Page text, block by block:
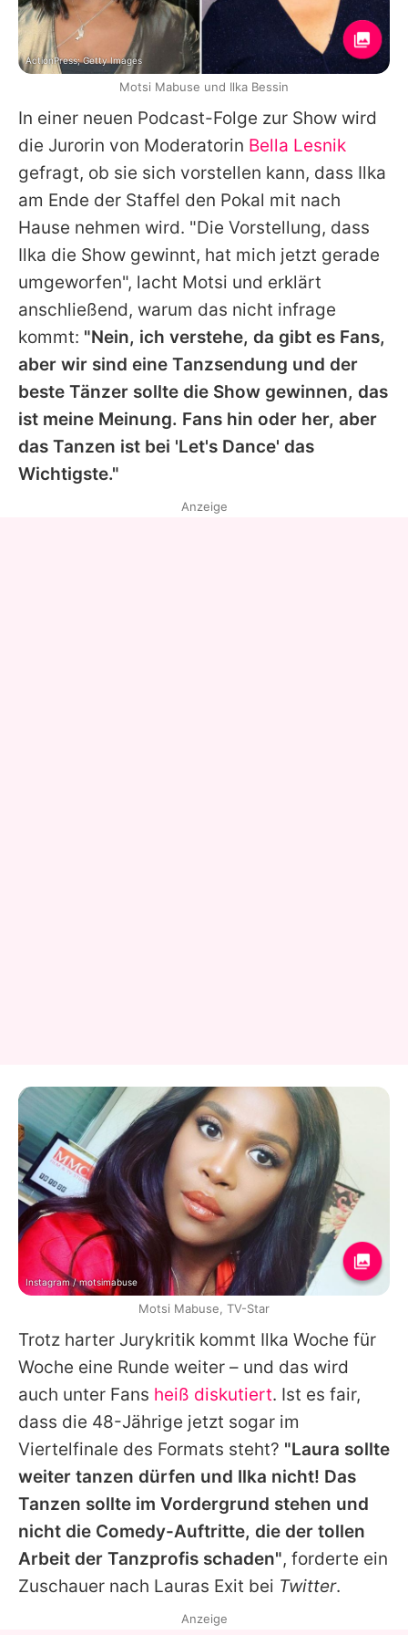
In einer neuen Podcast-Folge zur Show wird
die Jurorin von Moderatorin Bella Lesnik
gefragt, ob sie sich vorstellen kann, dass Ilka
am Ende der Staffel den Pokal mit nach
Hause nehmen wird. "Die Vorstellung, dass
Ilka die Show gewinnt, hat mich jetzt gerade
umgeworfen", lacht Motsi und erklärt
anschließend, warum das nicht infrage
kommt: "Nein, ich verstehe, da gibt es Fans,
aber wir sind eine Tanzsendung und der
beste Tänzer sollte die Show gewinnen, das
ist meine Meinung. Fans hin oder her, aber
das Tanzen ist bei 'Let's Dance' das
Wichtigste."
Trotz harter Jurykritik kommt Ilka Woche für
Woche eine Runde weiter – und das wird
auch unter Fans heiß diskutiert. Ist es fair,
dass die 48-Jährige jetzt sogar im
Viertelfinale des Formats steht? "Laura sollte
weiter tanzen dürfen und Ilka nicht! Das
Tanzen sollte im Vordergrund stehen und
nicht die Comedy-Auftritte, die der tollen
Arbeit der Tanzprofis schaden", forderte ein
Zuschauer nach Lauras Exit bei Twitter.
ActionPress; Getty Images
Motsi Mabuse und Ilka Bessin
Anzeige
Instagram / motsimabuse
Motsi Mabuse, TV-Star
Anzeige